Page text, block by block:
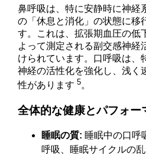
鼻呼吸は、特に安静時に神経
の「休息と消化」の状態に移
す。これは、拡張期血圧の低
よって測定される副交感神経
けられています。口呼吸は、
神経の活性化を強化し、浅く
性があります5。
全体的な健康とパフォー
睡眠の質: 睡眠中の口呼
呼吸、睡眠サイクルの